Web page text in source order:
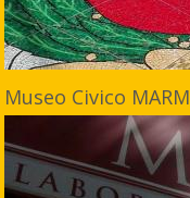
Museo Civico MARM